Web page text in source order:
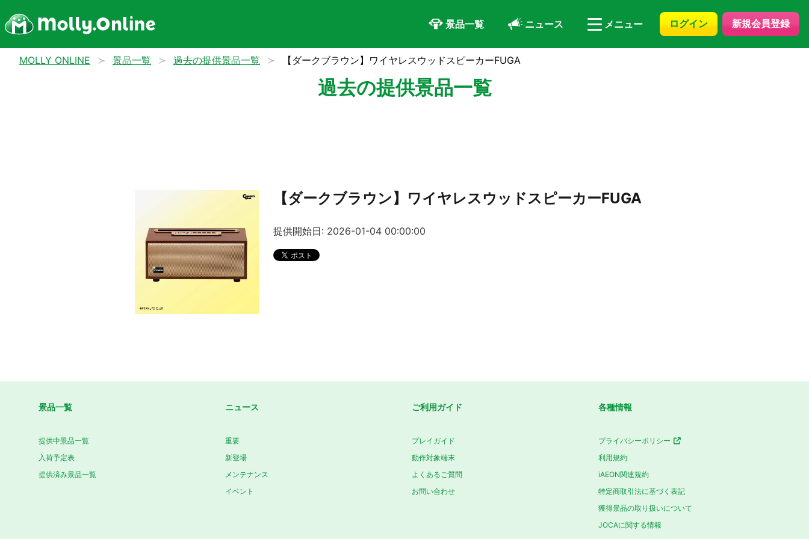
景品一覧 ニュース メニュー ログイン 新規会員登録
MOLLY ONLINE 景品一覧 過去の提供景品一覧 【ダークブラウン】ワイヤレスウッドスピーカーFUGA
過去の提供景品一覧
【ダークブラウン】ワイヤレスウッドスピーカーFUGA
提供開始日: 2026-01-04 00:00:00
景品一覧
提供中景品一覧
入荷予定表
提供済み景品一覧
ニュース
重要
新登場
メンテナンス
イベント
ご利用ガイド
プレイガイド
動作対象端末
よくあるご質問
お問い合わせ
各種情報
プライバシーポリシー
利用規約
iAEON関連規約
特定商取引法に基づく表記
獲得景品の取り扱いについて
JOCAに関する情報